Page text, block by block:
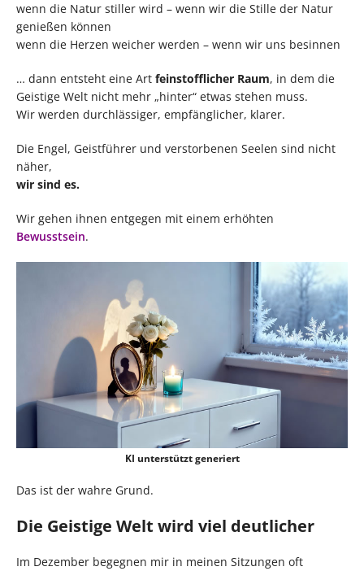
wenn die Natur stiller wird – wenn wir die Stille der Natur
genießen können
wenn die Herzen weicher werden – wenn wir uns besinnen
… dann entsteht eine Art feinstofflicher Raum, in dem die
Geistige Welt nicht mehr „hinter“ etwas stehen muss.
Wir werden durchlässiger, empfänglicher, klarer.
Die Engel, Geistführer und verstorbenen Seelen sind nicht
näher,
wir sind es.
Wir gehen ihnen entgegen mit einem erhöhten
Bewusstsein.
KI unterstützt generiert
Das ist der wahre Grund.
Die Geistige Welt wird viel deutlicher
Im Dezember begegnen mir in meinen Sitzungen oft